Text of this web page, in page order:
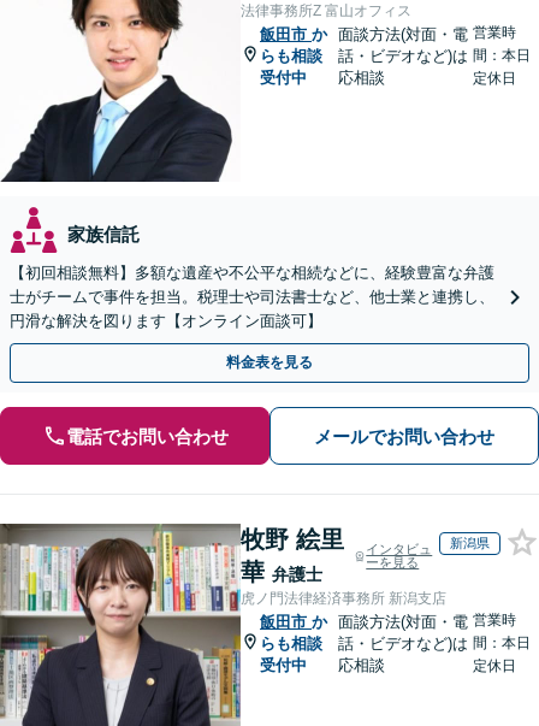
法律事務所Z 富山オフィス
飯田市 か
らも相談
受付中
面談方法(対面・電
話・ビデオなど)は
応相談
営業時
間：本日
定休日
家族信託
【初回相談無料】多額な遺産や不公平な相続などに、経験豊富な弁護
士がチームで事件を担当。税理士や司法書士など、他士業と連携し、
円滑な解決を図ります【オンライン面談可】
料金表を見る
電話でお問い合わせ メールでお問い合わせ
牧野 絵里
華 弁護士
インタビュ
ーを見る
新潟県
虎ノ門法律経済事務所 新潟支店
飯田市 か
らも相談
受付中
面談方法(対面・電
話・ビデオなど)は
応相談
営業時
間：本日
定休日